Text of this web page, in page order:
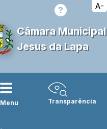
A-
Câmara
Jesus da Lapa
Menu Transparência